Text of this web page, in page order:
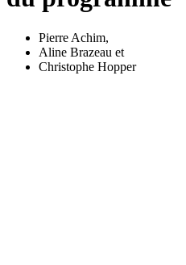
Pierre Achim,
Aline Brazeau et
Christophe Hopper